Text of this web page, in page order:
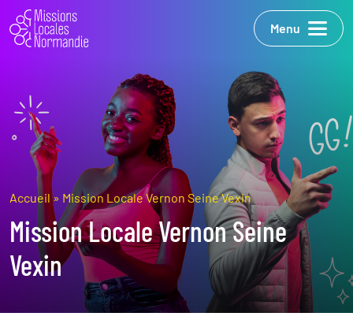
Menu
Accueil» Mission Locale Vernon Seine Vexin
Mission Locale Vernon Seine
Vexin